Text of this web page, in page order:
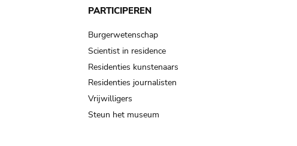
PARTICIPEREN
Burgerwetenschap
Scientist in residence
Residenties kunstenaars
Residenties journalisten
Vrijwilligers
Steun het museum